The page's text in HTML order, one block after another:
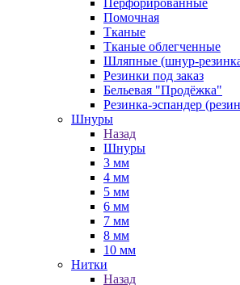
Перфорированные
Помочная
Тканые
Тканые облегченные
Шляпные (шнур-
Резинки под заказ
Бельевая "Продёжка"
Резинка-эспандер
Шнуры
Назад
Шнуры
3 мм
4 мм
5 мм
6 мм
7 мм
8 мм
10 мм
Нитки
Назад